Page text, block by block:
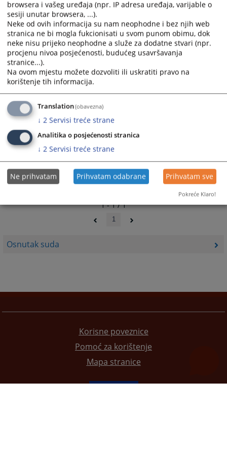
Osnutak suda
and
select
a
date.
Press
the
question
mark
key
get
the
keyboard
shortcuts
for
changing
dates.
and
select
a
date.
Press
question
mark
key
to
get
the
shortcuts
for
changing
dates.
1 - 1 / 1
1
Korisne poveznice
Pomoć za korištenje
Mapa stranice
browsera i vašeg uređaja (npr. IP adresa uređaja, varijable o
sesiji unutar browsera, ...).
Neke od ovih informacija su nam neophodne i bez njih web
stranica ne bi mogla fukcionisati u svom punom obimu, dok
neke nisu prijeko neophodne a služe za dodatne stvari (npr.
procjenu nivoa posjećenosti, budućeg usavršavanja
stranice...).
Na ovom mjestu možete dozvoliti ili uskratiti pravo na
korištenje tih informacija.
Translation(obavezna)
↓ 2 Servisi treće strane
Analitika o posjećenosti stranica
↓ 2 Servisi treće strane
Ne prihvatam Prihvatam odabrane Prihvatam sve
Pokreće Klaro!